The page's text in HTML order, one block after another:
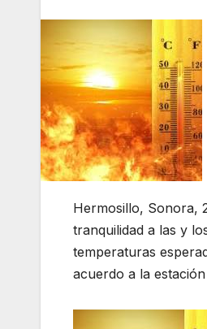
Hermosillo, Sonora,
tranquilidad a las y
temperaturas
acuerdo a la